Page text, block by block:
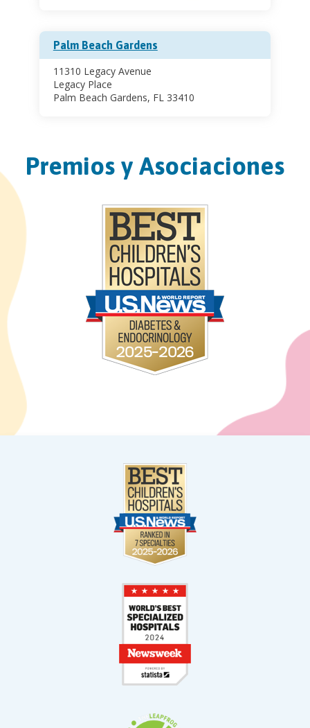
Palm Beach Gardens
11310 Legacy Avenue
Legacy Place
Palm Beach Gardens, FL 33410
Premios y Asociaciones